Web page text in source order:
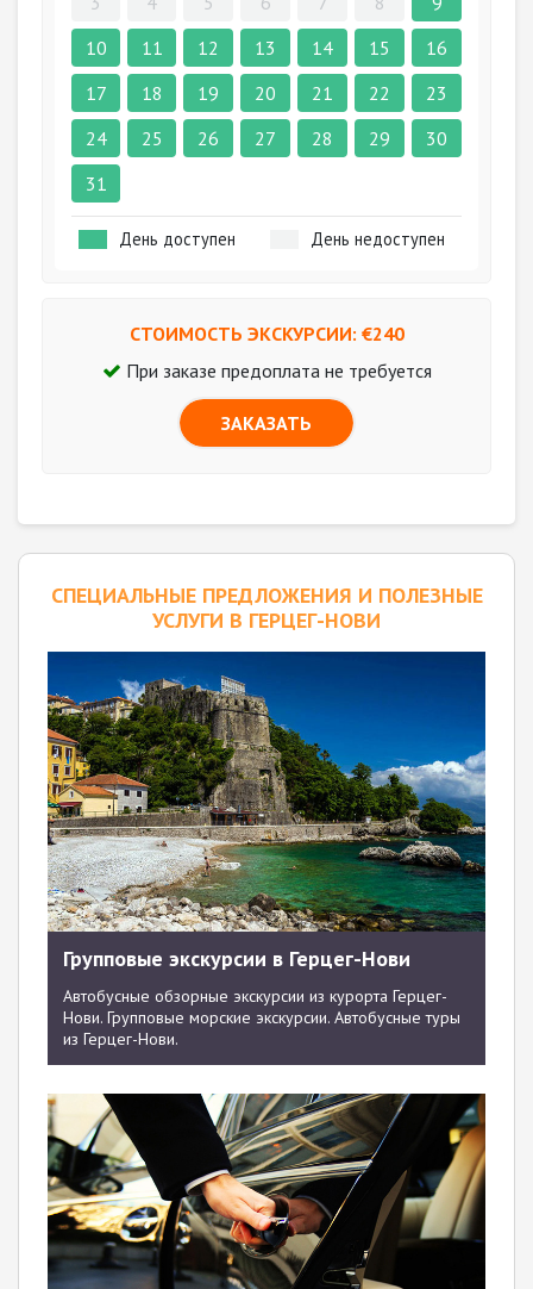
10
11 12 13 14 15
16
17
18 19 20 21 22
23
24
25 26 27 28 29
30
31
День доступен День недоступен
СТОИМОСТЬ ЭКСКУРСИИ: €240
При заказе предоплата не требуется
ЗАКАЗАТЬ
CПЕЦИАЛЬНЫЕ ПРЕДЛОЖЕНИЯ И ПОЛЕЗНЫЕ
УСЛУГИ В ГЕРЦЕГ-НОВИ
Групповые экскурсии в Герцег-Нови
Автобусные обзорные экскурсии из курорта Герцег-
Нови. Групповые морские экскурсии. Автобусные туры
из Герцег-Нови.